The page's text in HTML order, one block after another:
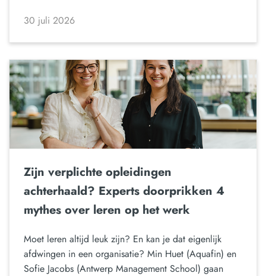
30 juli 2026
Zijn verplichte opleidingen
achterhaald? Experts doorprikken 4
mythes over leren op het werk
Moet leren altijd leuk zijn? En kan je dat eigenlijk
afdwingen in een organisatie? Min Huet (Aquafin) en
Sofie Jacobs (Antwerp Management School) gaan